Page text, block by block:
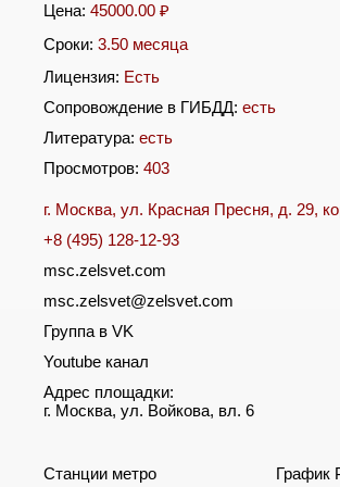
Цена: 45000.00 ₽
Сроки: 3.50 месяца
Лицензия: Есть
Сопровождение в ГИБДД: есть
Литература: есть
Просмотров: 403
г. Москва, ул. Красная Пресня, д. 29,
+8 (495) 128-12-93
msc.zelsvet.com
msc.zelsvet@zelsvet.com
Группа в VK
Youtube канал
Адрес площадки:
г. Москва, ул. Войкова, вл. 6
Станции метро
График